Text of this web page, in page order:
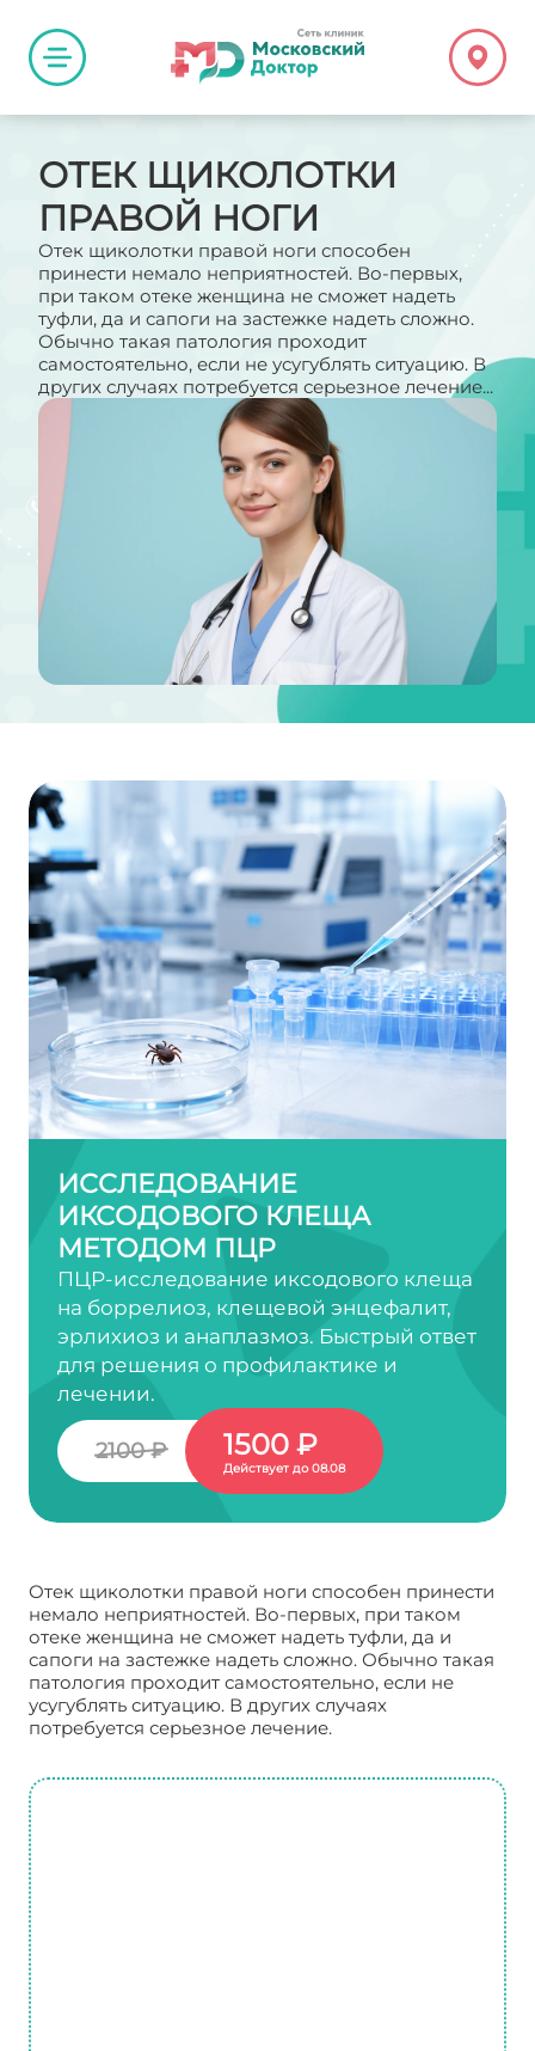
ОТЕК ЩИКОЛОТКИ
ПРАВОЙ НОГИ
Отек щиколотки правой ноги способен
принести немало неприятностей. Во-первых,
при таком отеке женщина не сможет надеть
туфли, да и сапоги на застежке надеть сложно.
Обычно такая патология проходит
самостоятельно, если не усугублять ситуацию. В
других случаях потребуется серьезное лечение...
ИССЛЕДОВАНИЕ
ИКСОДОВОГО КЛЕЩА
МЕТОДОМ ПЦР
ПЦР-исследование иксодового клеща
на боррелиоз, клещевой энцефалит,
эрлихиоз и анаплазмоз. Быстрый ответ
для решения о профилактике и
лечении.
2100 ₽ 1500 ₽
Действует до 08.08
Отек щиколотки правой ноги способен принести
немало неприятностей. Во-первых, при таком
отеке женщина не сможет надеть туфли, да и
сапоги на застежке надеть сложно. Обычно такая
патология проходит самостоятельно, если не
усугублять ситуацию. В других случаях
потребуется серьезное лечение.